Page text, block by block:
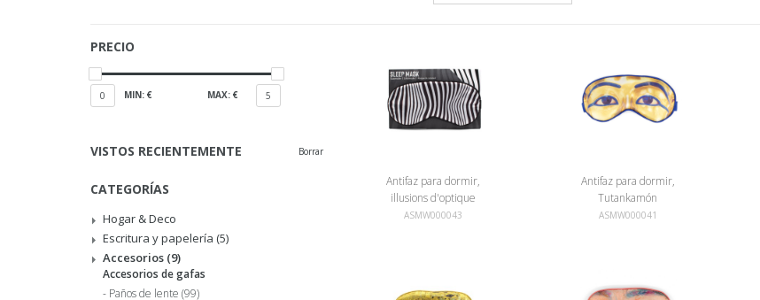
PRECIO
0 MIN: € MAX: € 5
VISTOS RECIENTEMENTE Borrar
CATEGORÍAS
Hogar & Deco
Escritura y papelería (5)
Accesorios (9)
Accesorios de gafas
Paños de lente (99)
Antifaz para dormir,
illusions d'optique
ASMW000043
Antifaz para dormir,
Tutankamón
ASMW000041